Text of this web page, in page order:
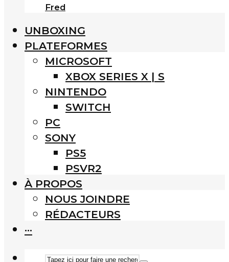
Fred
UNBOXING
PLATEFORMES
MICROSOFT
XBOX SERIES X | S
NINTENDO
SWITCH
PC
SONY
PS5
PSVR2
À PROPOS
NOUS JOINDRE
RÉDACTEURS
···